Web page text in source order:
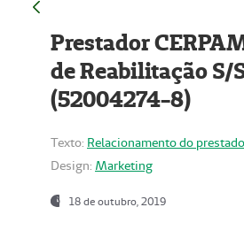
Prestador
de Reabilitação S/
(52004274-8)
Texto: Relacionamento do
Design: Marketing
18 de outubro, 2019